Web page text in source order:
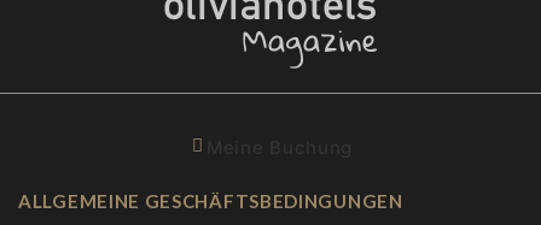
ALLGEMEINE GESCHÄFTSBEDINGUNGEN